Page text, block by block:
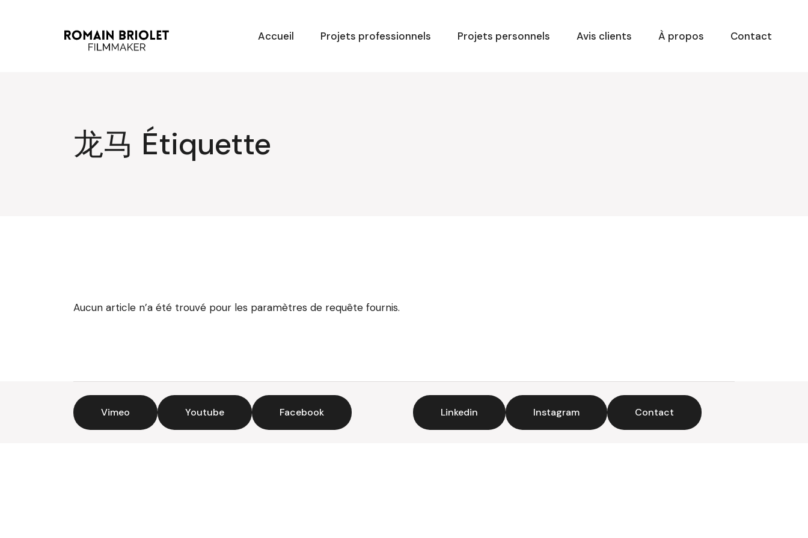
Accueil
Projets professionnels Projets personnels Avis clients À propos Contact
龙马 Étiquette
Aucun article n’a été trouvé pour les paramètres de requête fournis.
Vimeo Youtube Facebook Linkedin Instagram Contact